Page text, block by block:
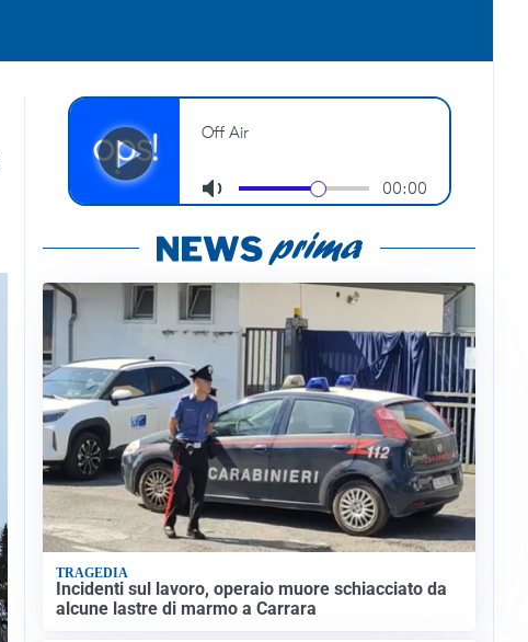
TRAGEDIA
Incidenti sul lavoro, operaio muore schiacciato da
alcune lastre di marmo a Carrara